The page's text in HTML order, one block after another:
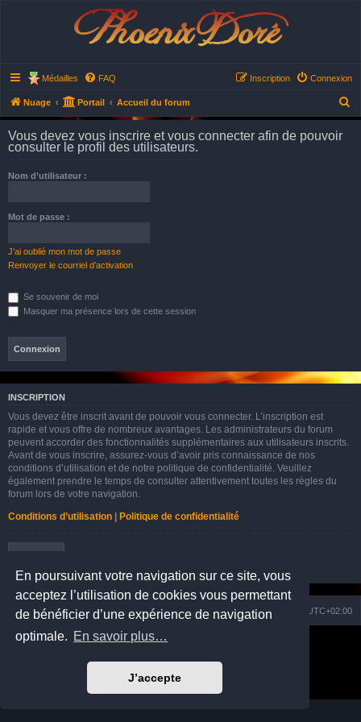
En poursuivant votre navigation sur ce site, vous
acceptez l’utilisation de cookies vous permettant
de bénéficier d’une expérience de navigation
optimale. En savoir plus…
J’accepte
Phoenix Doré
Médailles FAQ Connexion
Inscription
Nuage Portail Accueil du forum
e
Vous devez vous inscrire et vous connecter afin de pouvoir
consulter le profil des utilisateurs.
Nom d’utilisateur :
Mot de passe :
J’ai oublié mon mot de passe
Renvoyer le courriel d’activation
Se souvenir de moi
Masquer ma présence lors de cette session
INSCRIPTION
Vous devez être inscrit avant de pouvoir vous connecter. L’inscription est
rapide et vous offre de nombreux avantages. Les administrateurs du forum
peuvent accorder des fonctionnalités supplémentaires aux utilisateurs inscrits.
Avant de vous inscrire, assurez-vous d’avoir pris connaissance de nos
conditions d’utilisation et de notre politique de confidentialité. Veuillez
également prendre le temps de consulter attentivement toutes les règles du
forum lors de votre navigation.
Conditions d’utilisation | Politique de confidentialité
Nuage Portail Accueil du forum Fuseau horaire sur UTC+02:00
Développé parphpBB® Forum Software © phpBB Limited
Confidentialité